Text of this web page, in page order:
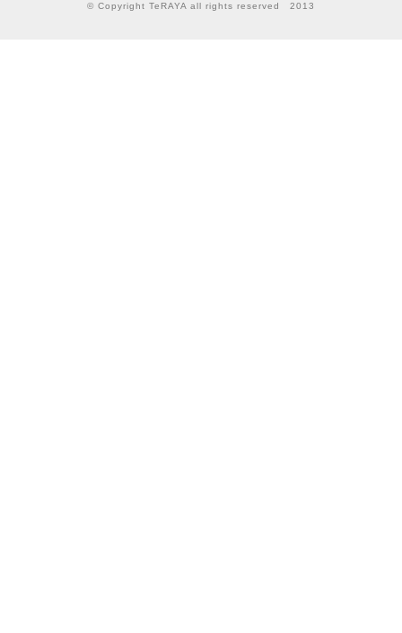
© Copyright TeRAYA all rights reserved 2013